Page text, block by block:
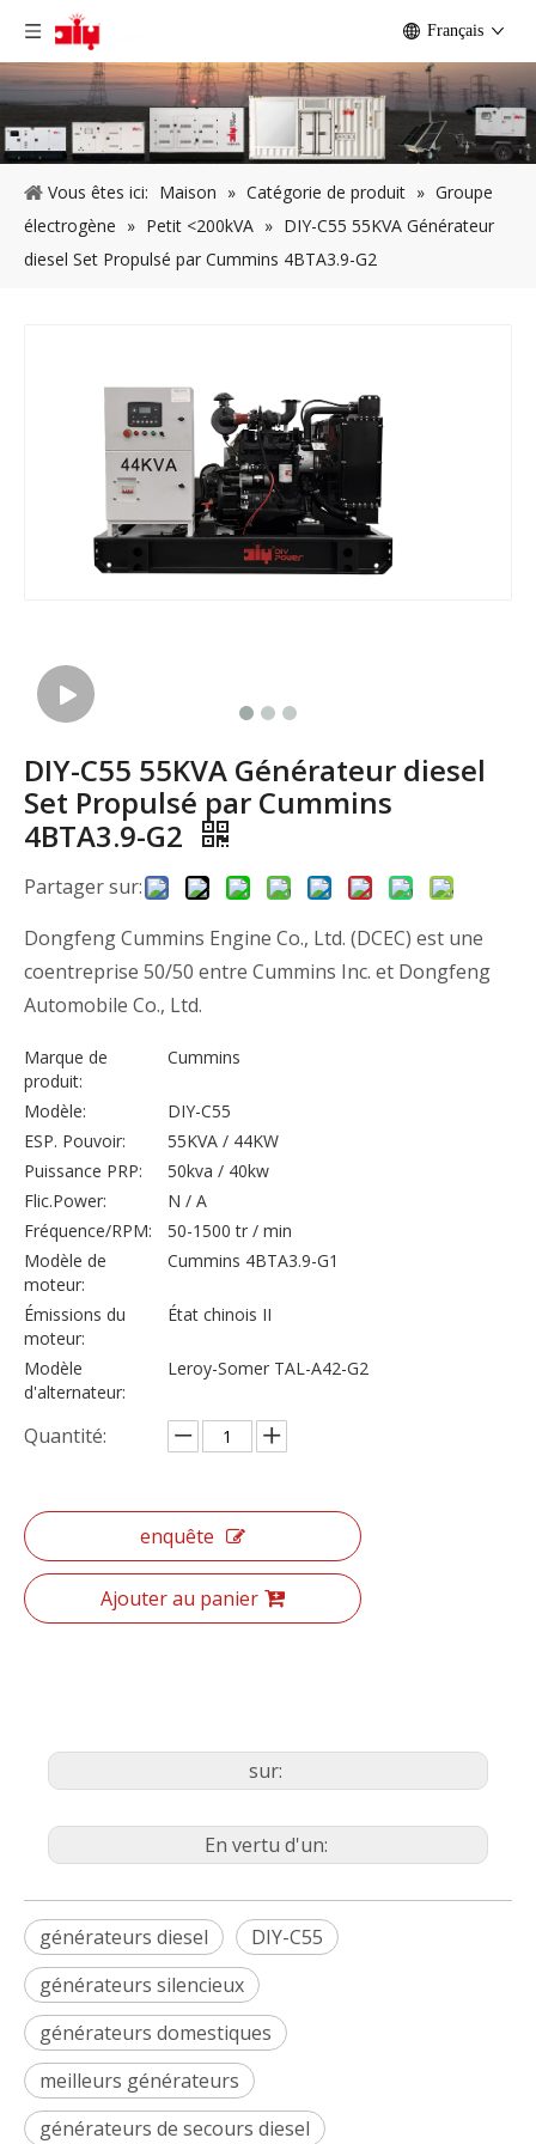
Français
Vous êtes ici: Maison » Catégorie de produit » Groupe
électrogène » Petit <200kVA » DIY-C55 55KVA Générateur
diesel Set Propulsé par Cummins 4BTA3.9-G2
DIY-C55 55KVA Générateur diesel
Set Propulsé par Cummins
4BTA3.9-G2
Partager sur:
Dongfeng Cummins Engine Co., Ltd. (DCEC) est une
coentreprise 50/50 entre Cummins Inc. et Dongfeng
Automobile Co., Ltd.
Marque de
produit:
Cummins
Modèle:
DIY-C55
ESP. Pouvoir:
55KVA / 44KW
Puissance PRP:
50kva / 40kw
Flic.Power:
N / A
Fréquence/RPM:
50-1500 tr / min
Modèle de
moteur:
Cummins 4BTA3.9-G1
Émissions du
moteur:
État chinois II
Modèle
d'alternateur:
Leroy-Somer TAL-A42-G2
Quantité:
enquête
Ajouter au panier
sur:
En vertu d'un:
générateurs diesel
DIY-C55
générateurs silencieux
générateurs domestiques
meilleurs générateurs
générateurs de secours diesel